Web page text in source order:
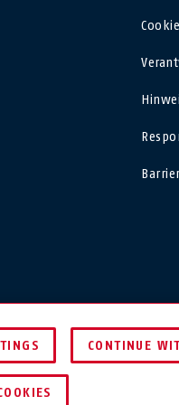
CONTINUE